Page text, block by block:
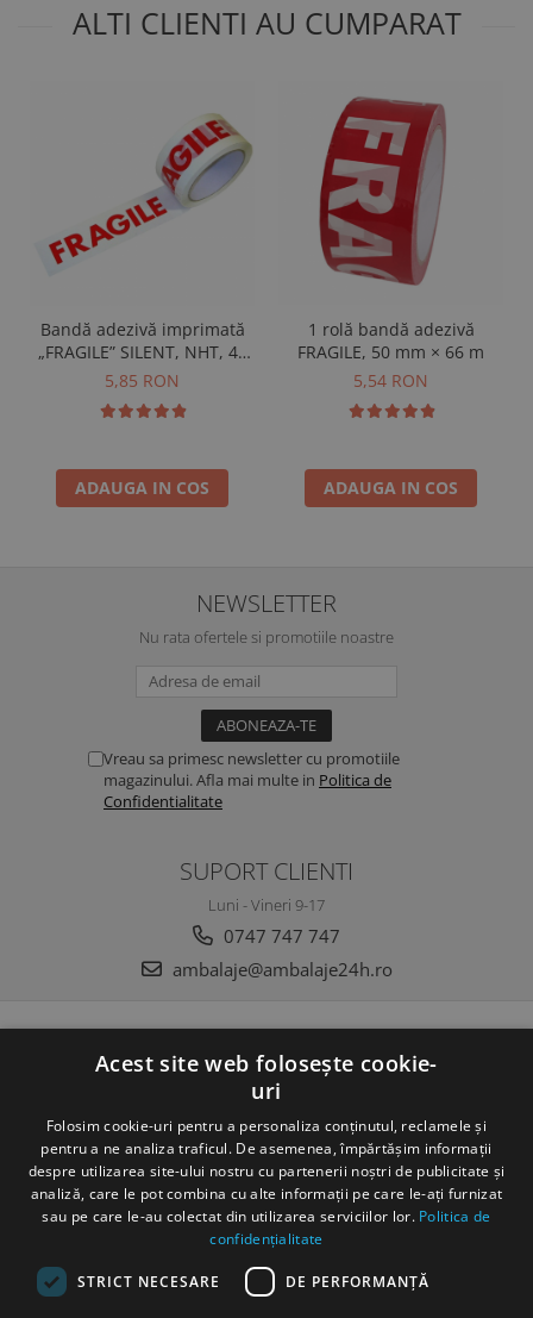
ALTI CLIENTI AU CUMPARAT
Bandă adezivă imprimată
„FRAGILE” SILENT, NHT, 48
mm × 60 m
5,85 RON
ADAUGA IN COS
1 rolă bandă adezivă
FRAGILE, 50 mm × 66 m
5,54 RON
ADAUGA IN COS
NEWSLETTER
Nu rata ofertele si promotiile noastre
Vreau sa primesc newsletter cu promotiile
magazinului. Afla mai multe in Politica de
Confidentialitate
SUPORT CLIENTI
Luni - Vineri 9-17
0747 747 747
ambalaje@ambalaje24h.ro
CLIENTI
DATE COMERCIALE
Acest site web folosește cookie-
uri
Folosim cookie-uri pentru a personaliza conținutul, reclamele și
pentru a ne analiza traficul. De asemenea, împărtășim informații
despre utilizarea site-ului nostru cu partenerii noștri de publicitate și
analiză, care le pot combina cu alte informații pe care le-ați furnizat
sau pe care le-au colectat din utilizarea serviciilor lor. Politica de
confidențialitate
STRICT NECESARE DE PERFORMANȚĂ